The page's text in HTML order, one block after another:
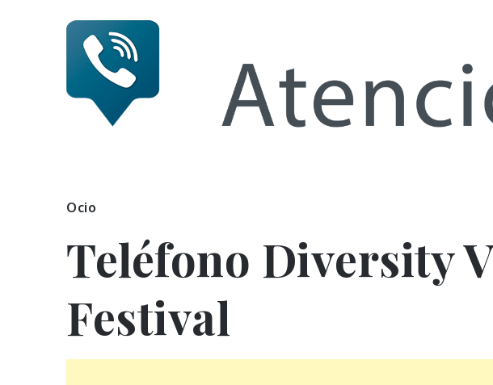
Numero
Ocio
Teléfono Diversity
Festival